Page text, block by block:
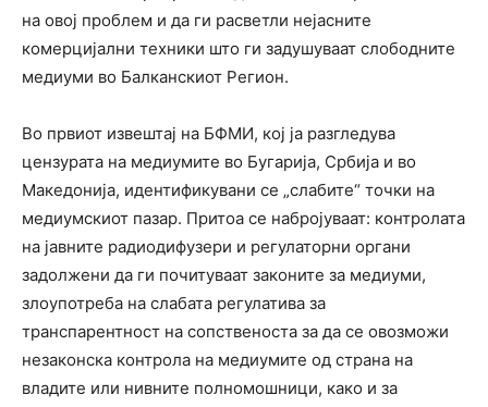
на овој проблем и да ги расветли нејасните
комерцијални техники што ги задушуваат слободните
медиуми во Балканскиот Регион.
Во првиот извештај на БФМИ, кој ја разгледува
цензурата на медиумите во Бугарија, Србија и во
Македонија, идентификувани се „слабите“ точки на
медиумскиот пазар. Притоа се набројуваат: контролата
на јавните радиодифузери и регулаторни органи
задолжени да ги почитуваат законите за медиуми,
злоупотреба на слабата регулатива за
транспарентност на сопственоста за да се овозможи
незаконска контрола на медиумите од страна на
владите или нивните полномошници, како и за